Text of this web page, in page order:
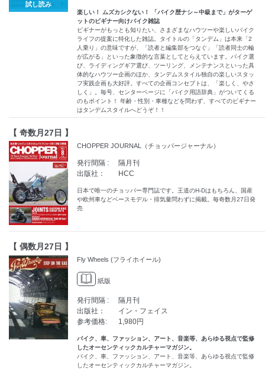
試し読み
楽しい！ ムズカシクない！ 「バイク歴ナシ～中級まで」がターゲ
ットのビギナー向けバイク雑誌
ビギナーがもっとも知りたい、さまざまなハウツーや楽しいバイク
ライフの提案に特化した雑誌。タイトルの「タンデム」は本来「2
人乗り」の意味ですが、「読者と編集部をつなぐ」「読者同士の輪
が広がる」といった象徴的な言葉としてとらえています。バイク選
び、ライディングギア選び、ツーリング、メンテナンスといった具
体的なハウツー企画のほか、タンデムスタイル独自の楽しいスタッ
フ実践企画も大好評。すべての企画コンセプトは、「楽しく、やさ
しく」。毎号、センターページに「バイク用語辞典」がついてくる
のもポイント！ 年齢・性別・車種などを問わず、すべてのビギナー
はタンデムスタイルへどうぞ！！
【 奇数月27日 】
CHOPPER JOURNAL（チョッパージャーナル）
発行間隔 :
隔月刊
出版社：
HCC
日本で唯一のチョッパー専門誌です。王道のH-Dはもちろん、国産
や欧州車などベースモデル・排気量問わずに掲載。毎奇数月27日発
売
【 偶数月27日 】
Fly Wheels (フライホイール)
紙版
発行間隔 :
隔月刊
出版社：
イン・フェイス
参考価格:
1,980円
バイク、車、ファッション、アート、音楽等、あらゆる視点で監修
したオーセンティックカルチャーマガジン。
バイク、車、ファッション、アート、音楽等、あらゆる視点で監修
したオーセンティックカルチャーマガジン。